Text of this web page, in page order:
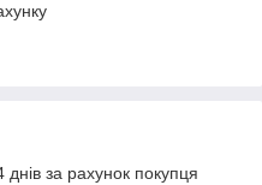
за рахунок покупця